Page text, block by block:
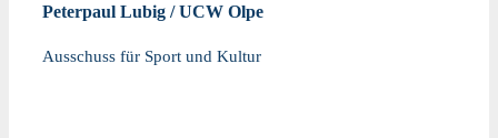
Peterpaul Lubig / UCW Olpe
Ausschuss für Sport und Kultur